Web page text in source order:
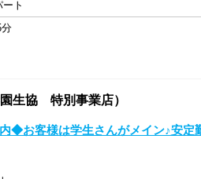
ト
生協 特別事業店）
内◆お客様は学生さんがメイン♪安